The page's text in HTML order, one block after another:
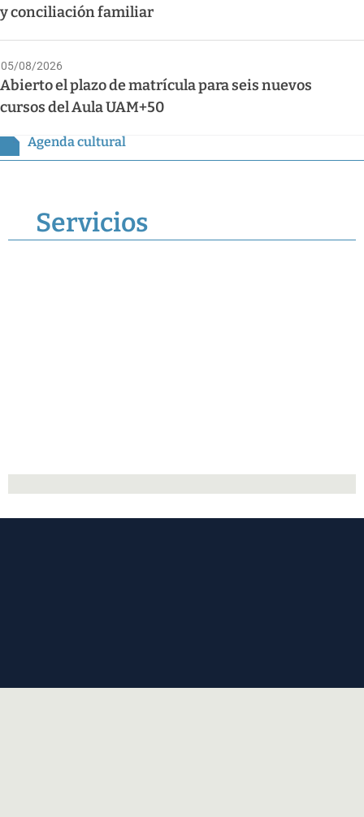
y conciliación familiar
05/08/2026
Abierto el plazo de matrícula para seis nuevos
cursos del Aula UAM+50
Agenda cultural
Servicios